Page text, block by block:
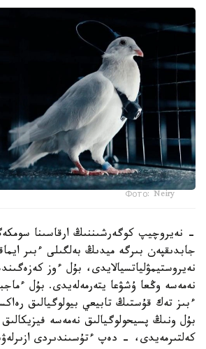
Фото: Neiry
- نەيروچيپ كوگەرشىننىڭ ارقاسىنا
جابدىقپەن بىرگە ميدىڭ بەلگىلى ءبىر
نەيروستيمۋلياتسيالايدى، بۇل ءوز
نەمەسە وڭعا ۇشۋعا يتەرمەلەيدى. بۇل
ءبىز تەك قۇستىڭ تابيعي بيولوگيالىق
بۇل ونىڭ پسيحولوگيالىق نەمەسە فيزيكالىق
كەلتىرمەيدى، - دەپ ءتۇسىندىردى